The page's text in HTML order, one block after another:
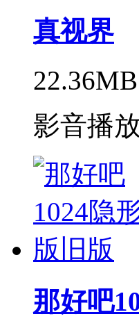
真视界
22.36MB
影音播
那好吧